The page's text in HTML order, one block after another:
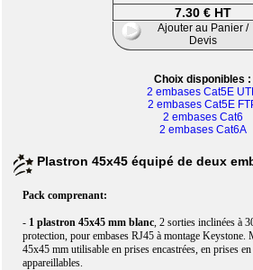
7.30 € HT
Ajouter au Panier /
Devis
Choix disponibles :
2 embases Cat5E
2 embases Cat5E
2 embases Cat6
2 embases Cat6A
Plastron 45x45 équipé de deux
Pack comprenant:
- 1 plastron 45x45 mm blanc, 2 sorties inclinées à
protection, pour embases RJ45 à montage Keystone.
45x45 mm utilisable en prises encastrées, en prises
appareillables.